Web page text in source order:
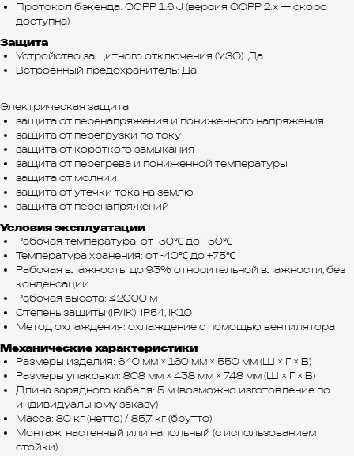
Протокол бэкенда: OCPP 1.6 J (версия OCPP 2.x — скоро
доступна)
Защита
Устройство защитного отключения (УЗО): Да
Встроенный предохранитель: Да
Электрическая защита:
защита от перенапряжения и пониженного напряжения
защита от перегрузки по току
защита от короткого замыкания
защита от перегрева и пониженной температуры
защита от молнии
защита от утечки тока на землю
защита от перенапряжений
Условия эксплуатации
Рабочая температура: от -30℃ до +50℃
Температура хранения: от -40℃ до +75℃
Рабочая влажность: до 93% относительной влажности, без
конденсации
Рабочая высота: ≤ 2000 м
Степень защиты (IP/IK): IP54, IK10
Метод охлаждения: охлаждение с помощью вентилятора
Механические характеристики
Размеры изделия: 640 мм × 160 мм × 550 мм (Ш × Г × В)
Размеры упаковки: 808 мм × 438 мм × 748 мм (Ш × Г × В)
Длина зарядного кабеля: 5 м (возможно изготовление по
индивидуальному заказу)
Масса: 80 кг (нетто) / 85,7 кг (брутто)
Монтаж: настенный или напольный (с использованием
стойки)